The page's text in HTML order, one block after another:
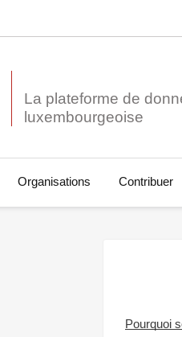
La plateforme de
Organisations Contribuer
Pourquoi